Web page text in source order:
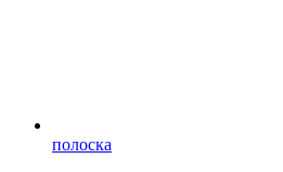
полоска